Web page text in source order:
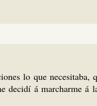
lo que
á marcharme á